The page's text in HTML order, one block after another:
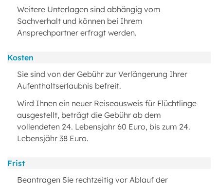
Weitere Unterlagen sind abhängig vom
Sachverhalt und können bei Ihrem
Ansprechpartner erfragt werden.
Kosten
Sie sind von der Gebühr zur Verlängerung Ihrer
Aufenthaltserlaubnis befreit.
Wird Ihnen ein neuer Reiseausweis für Flüchtlinge
ausgestellt, beträgt die Gebühr ab dem
vollendeten 24. Lebensjahr 60 Euro, bis zum 24.
Lebensjähr 38 Euro.
Frist
Beantragen Sie rechtzeitig vor Ablauf der